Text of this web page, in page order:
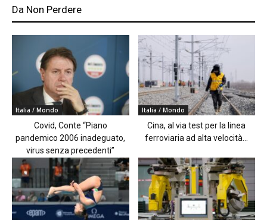
Da Non Perdere
Italia / Mondo
Covid, Conte “Piano
pandemico 2006 inadeguato,
virus senza precedenti”
Italia / Mondo
Cina, al via test per la linea
ferroviaria ad alta velocità...